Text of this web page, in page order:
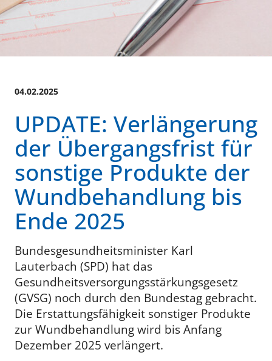
04.02.2025
UPDATE: Verlängerung
der Übergangsfrist für
sonstige Produkte der
Wundbehandlung bis
Ende 2025
Bundesgesundheitsminister Karl
Lauterbach (SPD) hat das
Gesundheitsversorgungsstärkungsgesetz
(GVSG) noch durch den Bundestag gebracht.
Die Erstattungsfähigkeit sonstiger Produkte
zur Wundbehandlung wird bis Anfang
Dezember 2025 verlängert.